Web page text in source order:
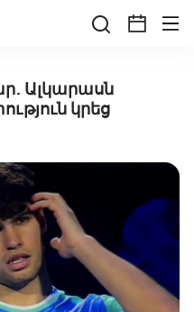
Ալկարասն
կրեց